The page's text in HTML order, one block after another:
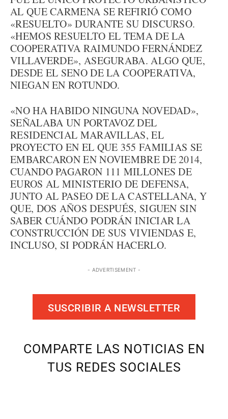
AL QUE CARMENA SE REFIRIÓ COMO
«RESUELTO» DURANTE SU DISCURSO.
«HEMOS RESUELTO EL TEMA DE LA
COOPERATIVA RAIMUNDO FERNÁNDEZ
VILLAVERDE», ASEGURABA. ALGO QUE,
DESDE EL SENO DE LA COOPERATIVA,
NIEGAN EN ROTUNDO.
«NO HA HABIDO NINGUNA NOVEDAD»,
SEÑALABA UN PORTAVOZ DEL
RESIDENCIAL MARAVILLAS, EL
PROYECTO EN EL QUE 355 FAMILIAS SE
EMBARCARON EN NOVIEMBRE DE 2014,
CUANDO PAGARON 111 MILLONES DE
EUROS AL MINISTERIO DE DEFENSA,
JUNTO AL PASEO DE LA CASTELLANA, Y
QUE, DOS AÑOS DESPUÉS, SIGUEN SIN
SABER CUÁNDO PODRÁN INICIAR LA
CONSTRUCCIÓN DE SUS VIVIENDAS E,
INCLUSO, SI PODRÁN HACERLO.
- ADVERTISEMENT -
SUSCRIBIR A NEWSLETTER
COMPARTE LAS NOTICIAS EN
TUS REDES SOCIALES